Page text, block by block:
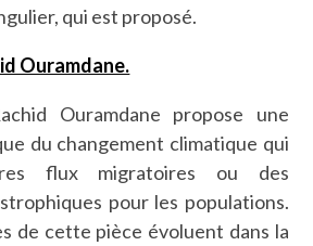
qui est proposé.
Ouramdane.
Ouramdane propose une
du changement climatique qui
flux migratoires ou des
pour les populations.
de cette pièce évoluent dans la